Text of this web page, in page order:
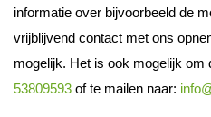
informatie over bijvoorbeeld de
vrijblijvend contact met ons
mogelijk. Het is ook mogelijk om
53809593 of te mailen naar: